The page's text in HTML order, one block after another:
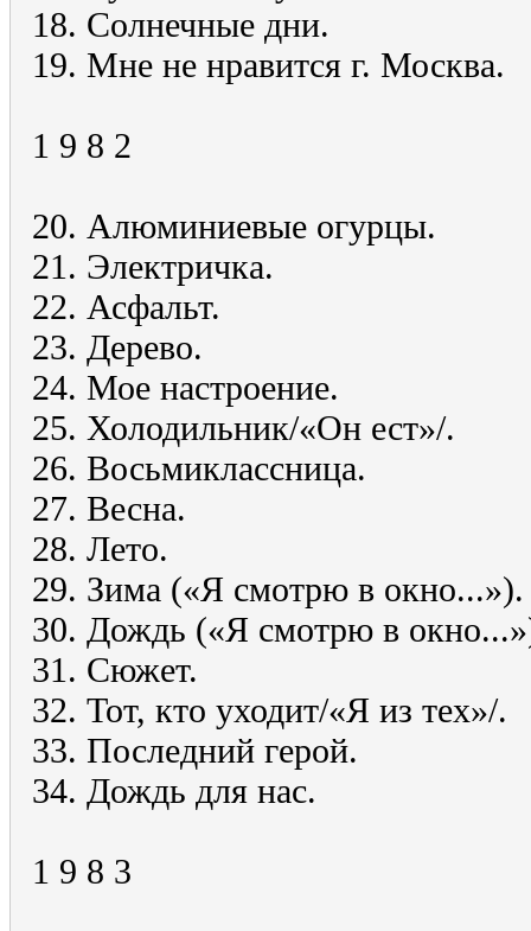
18. Солнечные дни.
19. Мне не нравится г. Москва.
1 9 8 2
20. Алюминиевые огурцы.
21. Электричка.
22. Асфальт.
23. Дерево.
24. Мое настроение.
25. Холодильник/«Он ест»/.
26. Восьмиклассница.
27. Весна.
28. Лето.
29. Зима («Я смотрю в окно...»).
30. Дождь («Я смотрю в
31. Сюжет.
32. Тот, кто уходит/«Я из тех»/.
33. Последний герой.
34. Дождь для нас.
1 9 8 3